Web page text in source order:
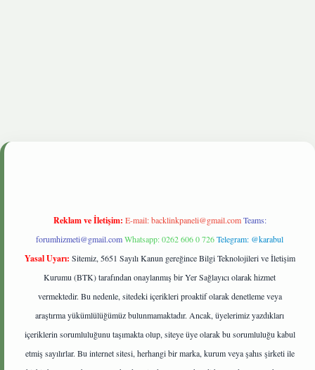
Reklam ve İletişim: E-mail:backlinkpaneli@gmail.com Teams:
forumhizmeti@gmail.comWhatsapp: 0262 606 0 726Telegram: @karabul
Yasal Uyarı: Sitemiz, 5651 Sayılı Kanun gereğince Bilgi Teknolojileri ve İletişim
Kurumu (BTK) tarafından onaylanmış bir Yer Sağlayıcı olarak hizmet
vermektedir. Bu nedenle, sitedeki içerikleri proaktif olarak denetleme veya
araştırma yükümlülüğümüz bulunmamaktadır. Ancak, üyelerimiz yazdıkları
içeriklerin sorumluluğunu taşımakta olup, siteye üye olarak bu sorumluluğu kabul
etmiş sayılırlar. Bu internet sitesi, herhangi bir marka, kurum veya şahıs şirketi ile